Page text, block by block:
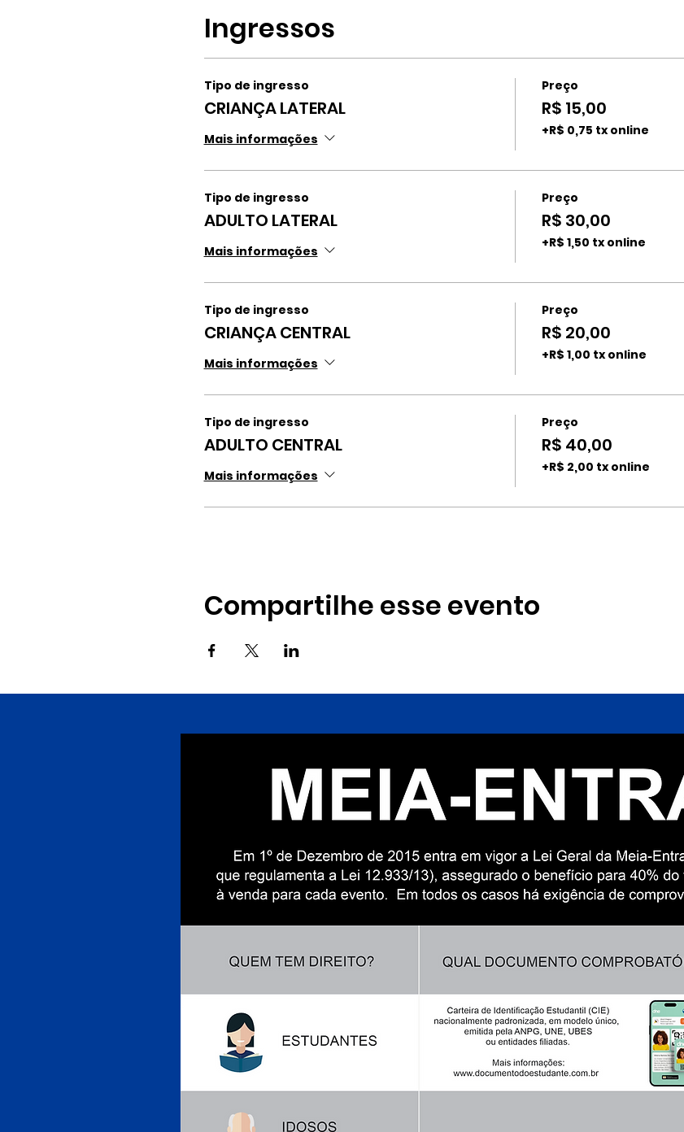
Ingressos
Tipo de ingresso
CRIANÇA LATERAL
Mais informações
Preço
R$ 15,00
+R$ 0,75 tx online
Tipo de ingresso
ADULTO LATERAL
Mais informações
Preço
R$ 30,00
+R$ 1,50 tx online
Tipo de ingresso
CRIANÇA CENTRAL
Mais informações
Preço
R$ 20,00
+R$ 1,00 tx online
Tipo de ingresso
ADULTO CENTRAL
Mais informações
Preço
R$ 40,00
+R$ 2,00 tx online
Compartilhe esse evento